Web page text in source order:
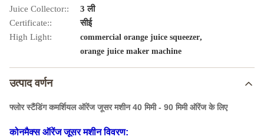
Juice Collector::
3 ली
Certificate::
सीई
High Light:
commercial orange juice squeezer,
orange juice maker machine
उत्पाद वर्णन
फ्लोर स्टैंडिंग कमर्शियल ऑरेंज जूसर मशीन 40 मिमी - 90 मिमी ऑरेंज के लिए
कोनमैक्स ऑरेंज जूसर मशीन विवरण: